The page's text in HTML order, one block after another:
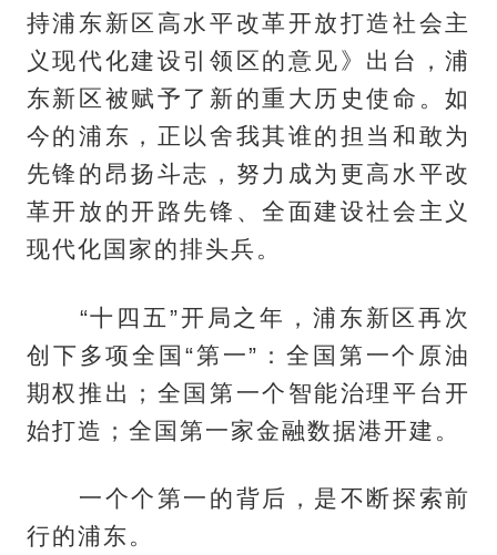
持浦东新区高水平改革开放打造社会主
义现代化建设引领区的意见》出台，浦
东新区被赋予了新的重大历史使命。如
今的浦东，正以舍我其谁的担当和敢为
先锋的昂扬斗志，努力成为更高水平改
革开放的开路先锋、全面建设社会主义
现代化国家的排头兵。
“十四五”开局之年，浦东新区再次
创下多项全国“第一”：全国第一个原油
期权推出；全国第一个智能治理平台开
始打造；全国第一家金融数据港开建。
一个个第一的背后，是不断探索前
行的浦东。